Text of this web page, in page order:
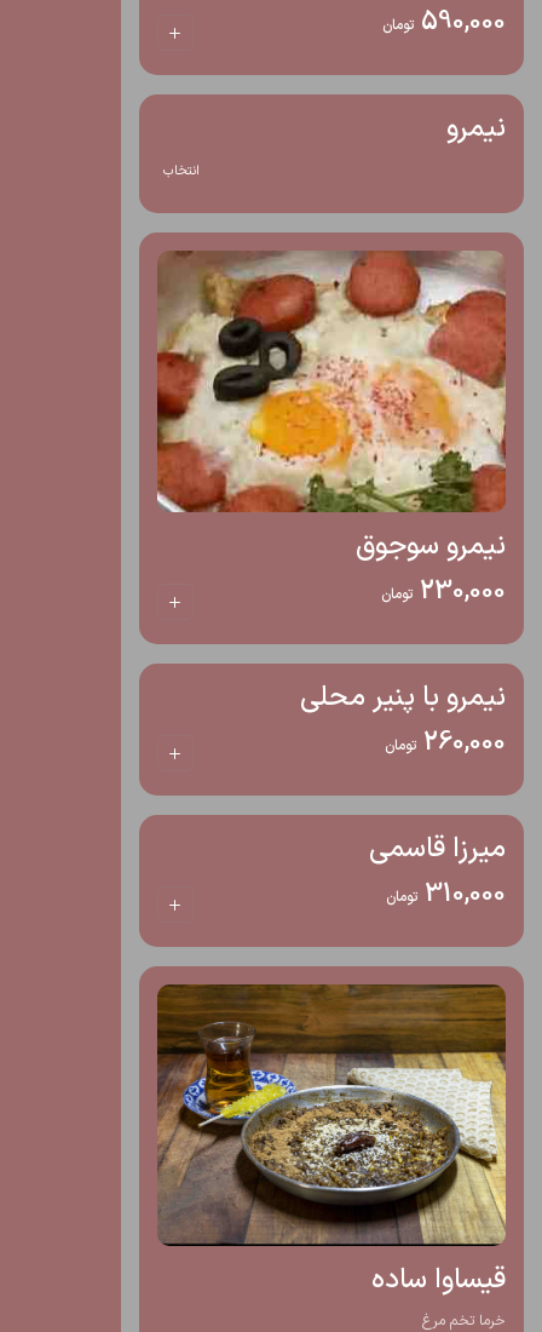
590,000 تومان
نیمرو
انتخاب
نیمرو سوجوق
230,000 تومان
نیمرو با پنیر محلی
260,000 تومان
میرزا قاسمی
310,000 تومان
قیساوا ساده
خرما تخم مرغ